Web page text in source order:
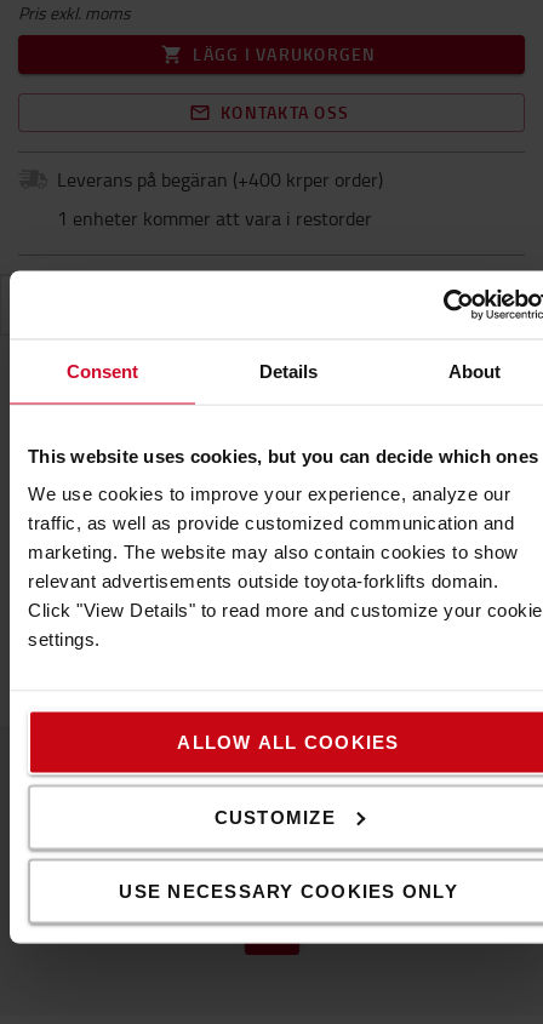
Consent Details About
This website uses cookies, but you can decide which ones
We use cookies to improve your experience, analyze our
traffic, as well as provide customized communication and
marketing. The website may also contain cookies to show
relevant advertisements outside toyota-forklifts domain.
Click "View Details" to read more and customize your cookie
settings.
ALLOW ALL COOKIES
CUSTOMIZE
USE NECESSARY COOKIES ONLY
Pris exkl. moms
LÄGG I VARUKORGEN
KONTAKTA OSS
Leverans på begäran (+400 krper order)
1 enheter kommer att vara i restorder
Golvmarkeringstejper för organisation och säkerhet
inom ditt företag.
Specifikation
Bredd :5cm
Längd:33
Kontakta oss